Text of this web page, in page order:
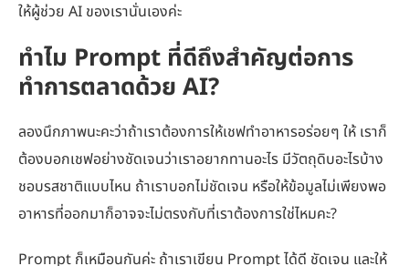
ให้ผู้ช่วย AI ของเรานั่นเองค่ะ
ทำไม Prompt ที่ดีถึงสำคัญต่อการ
ทำการตลาดด้วย AI?
ลองนึกภาพนะคะว่าถ้าเราต้องการให้เชฟทำอาหารอร่อยๆ ให้ เราก็
ต้องบอกเชฟอย่างชัดเจนว่าเราอยากทานอะไร มีวัตถุดิบอะไรบ้าง
ชอบรสชาติแบบไหน ถ้าเราบอกไม่ชัดเจน หรือให้ข้อมูลไม่เพียงพอ
อาหารที่ออกมาก็อาจจะไม่ตรงกับที่เราต้องการใช่ไหมคะ?
Prompt ก็เหมือนกันค่ะ ถ้าเราเขียน Prompt ได้ดี ชัดเจน และให้